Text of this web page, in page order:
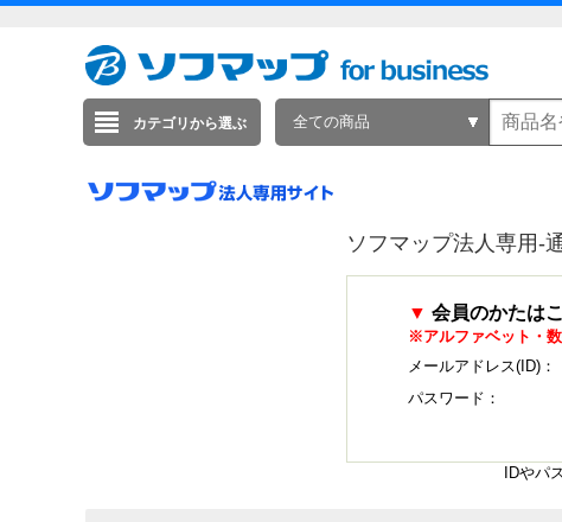
カテゴリから選ぶ 全ての商品
ソフマップ法人専用-
▼ 会員のかたは
※アルファベット・
メールアドレス(ID)：
パスワード：
IDやパ